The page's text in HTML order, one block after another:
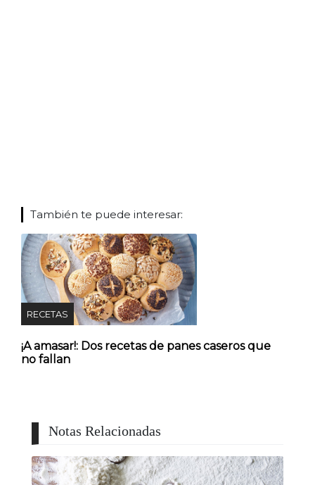
También te puede interesar:
RECETAS
¡A amasar!: Dos recetas de panes caseros que
no fallan
Notas Relacionadas